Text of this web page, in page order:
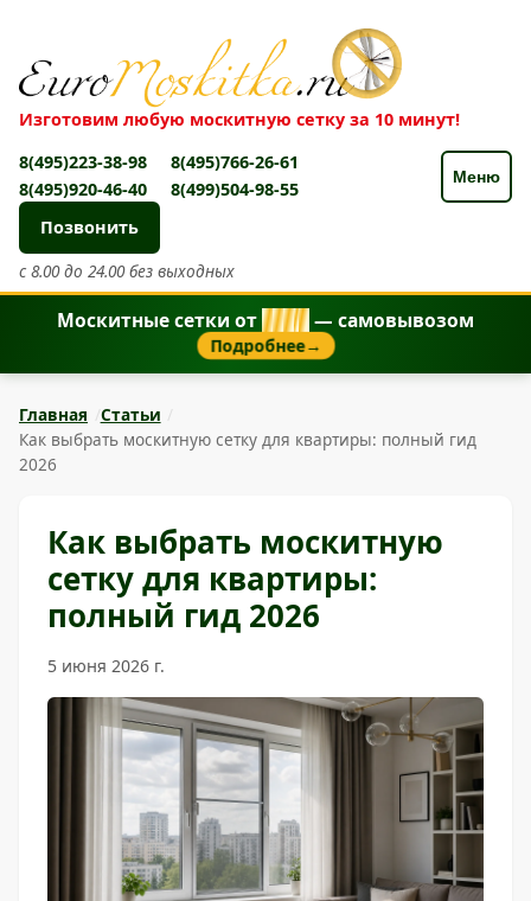
Изготовим любую москитную сетку за 10 минут!
8(495)223-38-98
8(495)766-26-61
8(495)920-46-40
8(499)504-98-55
Позвонить
с 8.00 до 24.00 без выходных
Меню
Москитные сетки от850₽ — самовывозом
Подробнее→
Главная
Статьи
Как выбрать москитную сетку для квартиры: полный гид
2026
Как выбрать москитную
сетку для квартиры:
полный гид 2026
5 июня 2026 г.